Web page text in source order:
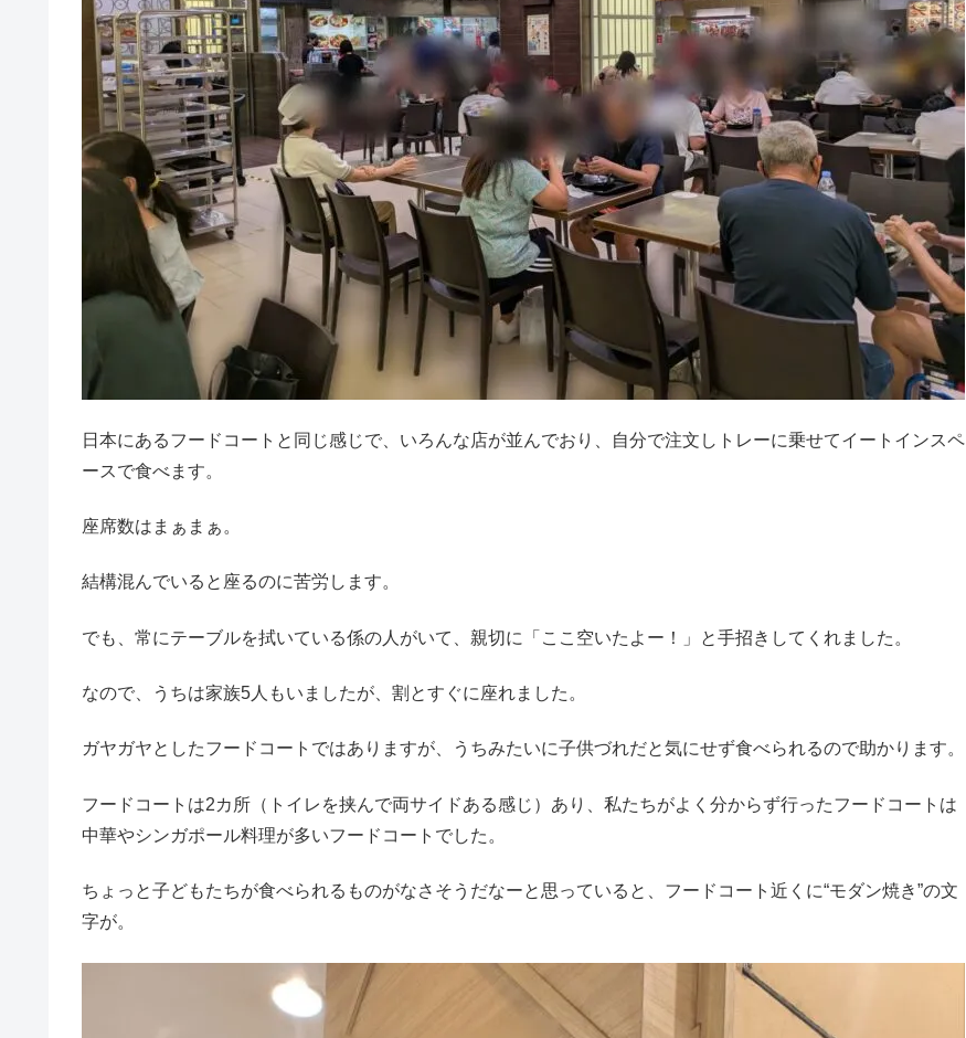
日本にあるフードコートと同じ感じで、いろんな店が並んでおり、自分で注文しトレーに乗せてイートインスペ
ースで食べます。
座席数はまぁまぁ。
結構混んでいると座るのに苦労します。
でも、常にテーブルを拭いている係の人がいて、親切に「ここ空いたよー！」と手招きしてくれました。
なので、うちは家族5人もいましたが、割とすぐに座れました。
ガヤガヤとしたフードコートではありますが、うちみたいに子供づれだと気にせず食べられるので助かります。
フードコートは2カ所（トイレを挟んで両サイドある感じ）あり、私たちがよく分からず行ったフードコートは
中華やシンガポール料理が多いフードコートでした。
ちょっと子どもたちが食べられるものがなさそうだなーと思っていると、フードコート近くに“モダン焼き”の文
字が。